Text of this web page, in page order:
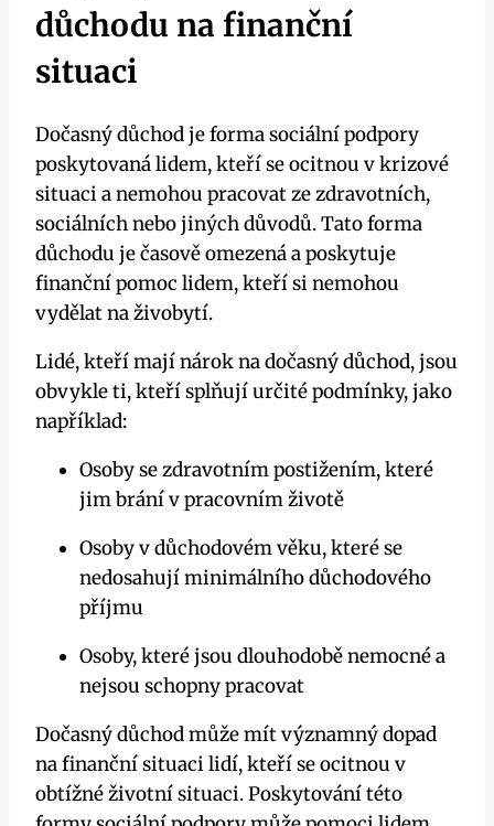
důchodu na finanční
situaci
Dočasný důchod je forma sociální podpory
poskytovaná lidem, kteří se ocitnou v krizové
situaci a nemohou pracovat ze zdravotních,
sociálních nebo jiných důvodů. Tato forma
důchodu je časově omezená a poskytuje
finanční pomoc lidem, kteří si nemohou
vydělat na živobytí.
Lidé, kteří mají nárok na dočasný důchod, jsou
obvykle ti, kteří splňují určité podmínky, jako
například:
Osoby se zdravotním postižením, které
jim brání v pracovním životě
Osoby v důchodovém věku, které se
nedosahují minimálního důchodového
příjmu
Osoby, které jsou dlouhodobě nemocné a
nejsou schopny pracovat
Dočasný důchod může mít významný dopad
na finanční situaci lidí, kteří se ocitnou v
obtížné životní situaci. Poskytování této